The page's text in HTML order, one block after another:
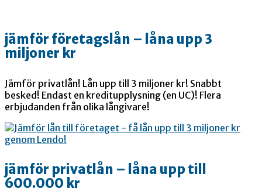
jämför företagslån – låna upp 3
miljoner kr
Jämför privatlån! Lån upp till 3 miljoner kr! Snabbt
besked! Endast en kreditupplysning (en UC)! Flera
erbjudanden från olika långivare!
jämför privatlån – låna upp till
600.000 kr